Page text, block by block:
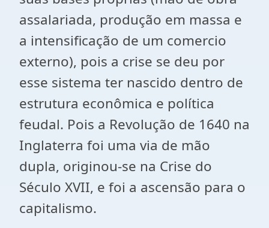
assalariada, produção em massa e
a intensificação de um comercio
externo), pois a crise se deu por
esse sistema ter nascido dentro de
estrutura econômica e política
feudal. Pois a Revolução de 1640 na
Inglaterra foi uma via de mão
dupla, originou-se na Crise do
Século XVII, e foi a ascensão para o
capitalismo.